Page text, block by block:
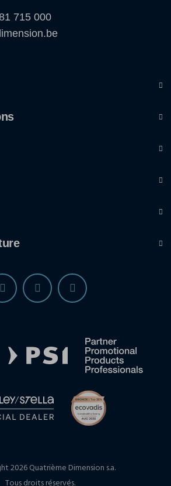
715 000
2026 Quatrième Dimension s.a.
Tous droits réservés.